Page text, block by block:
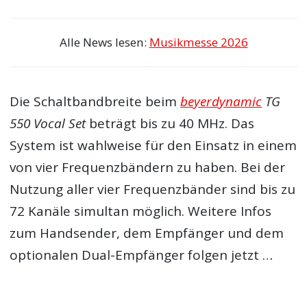
Alle News lesen: Musikmesse 2026
Die Schaltbandbreite beimbeyerdynamic TG
550 Vocal Setbeträgt bis zu 40 MHz. Das
System ist wahlweise für den Einsatz in einem
von vier Frequenzbändern zu haben. Bei der
Nutzung aller vier Frequenzbänder sind bis zu
72 Kanäle simultan möglich. Weitere Infos
zum Handsender, dem Empfänger und dem
optionalen Dual-Empfänger folgen jetzt …